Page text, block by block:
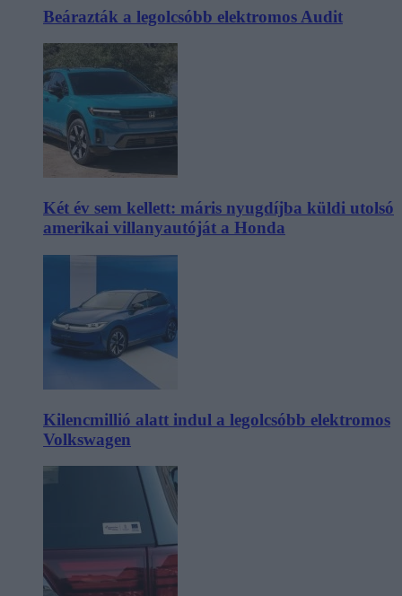
Beárazták a legolcsóbb elektromos Audit
Két év sem kellett: máris nyugdíjba küldi utolsó
amerikai villanyautóját a Honda
Kilencmillió alatt indul a legolcsóbb elektromos
Volkswagen